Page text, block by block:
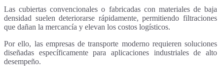
Las cubiertas convencionales o fabricadas con materiales de baja
densidad suelen deteriorarse rápidamente, permitiendo filtraciones
que dañan la mercancía y elevan los costos logísticos.
Por ello, las empresas de transporte moderno requieren soluciones
diseñadas específicamente para aplicaciones industriales de alto
desempeño.